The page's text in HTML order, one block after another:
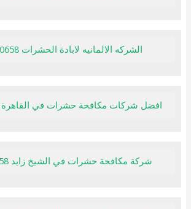
الشركه الالمانيه لابادة الحشرات 01000200658
افضل شركات مكافحة حشرات في القاهرة 01000200658
شركة مكافحة حشرات في الشيخ زايد 01000200658